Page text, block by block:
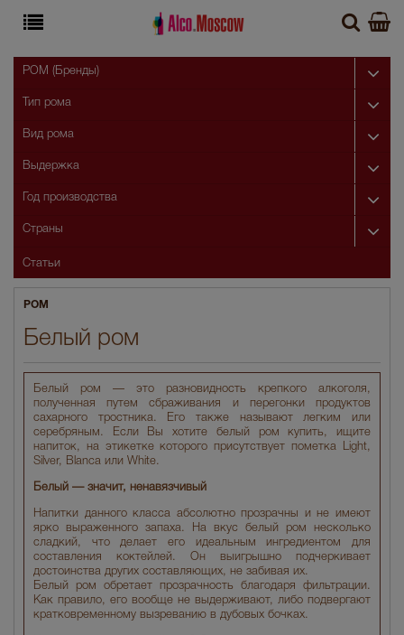
РОМ
Белый ром
Белый ром — это разновидность крепкого алкоголя,
полученная путем сбраживания и перегонки продуктов
сахарного тростника. Его также называют легким или
серебряным. Если Вы хотите белый ром купить, ищите
напиток, на этикетке которого присутствует пометка Light,
Silver, Blanca или White.
Белый — значит, ненавязчивый
Напитки данного класса абсолютно прозрачны и не имеют
ярко выраженного запаха. На вкус белый ром несколько
сладкий, что делает его идеальным ингредиентом для
составления коктейлей. Он выигрышно подчеркивает
достоинства других составляющих, не забивая их.
Белый ром обретает прозрачность благодаря фильтрации.
Как правило, его вообще не выдерживают, либо подвергают
кратковременному вызреванию в дубовых бочках.
РОМ (Бренды)
Тип рома
Вид рома
Выдержка
Год производства
Страны
Статьи